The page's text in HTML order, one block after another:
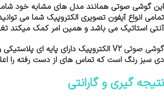
این گوشی صوتی همانند مدل های مشابه خود
تمامی انواع آیفون تصویری الکتروپیک شما می
آنتی استاتیک می باشد و همین امر کمک میکند
گوشی صوتی V2 الکتروپیک
دارای پایه ای
دی سبز رنگ است که تماس های از دست رفته را
نتیجه گیری و گارانتی